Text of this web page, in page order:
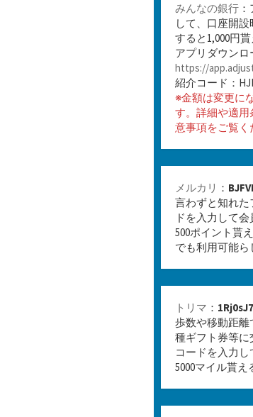
みんなの銀行
して、口座開
すると1,000円貰
アプリダウンロ
https://
紹介コード：
※金額は変更に
す。詳細や適
意事項をご覧く
メルカリ ：
言わずと知れ
ドを入力して
500ポイント貰
でも利用可能ら
トリマ ：
歩数や移動距
種ギフト券等に
コードを入力し
5000マイル貰え